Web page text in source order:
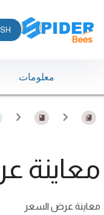
معلومات
معاينة
معاينة عرض السعر